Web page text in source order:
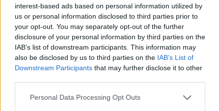
interest-based ads based on personal information utilized by
us or personal information disclosed to third parties prior to
your opt-out. You may separately opt-out of the further
disclosure of your personal information by third parties on the
IAB’s list of downstream participants. This information may
also be disclosed by us to third parties on the IAB’s List of
Downstream Participants that may further disclose it to other
Please note that this website/app uses one or more Google
Personal Data Processing Opt Outs